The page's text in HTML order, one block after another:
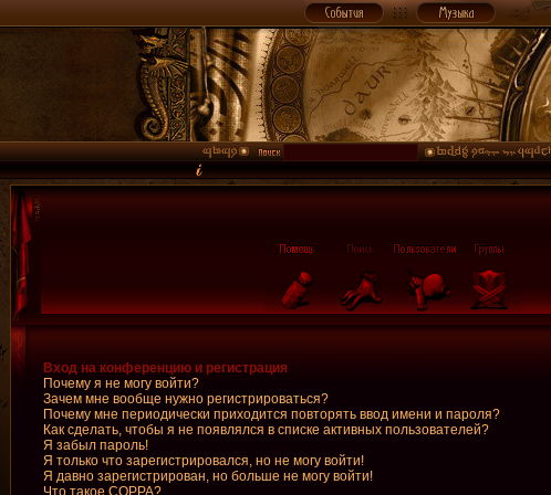
Вход на конференцию и регистрация
Почему я не могу войти?
Зачем мне вообще нужно регистрироваться?
Почему мне периодически приходится повторять ввод имени и пароля?
Как сделать, чтобы я не появлялся в списке активных пользователей?
Я забыл пароль!
Я только что зарегистрировался, но не могу войти!
Я давно зарегистрирован, но больше не могу войти!
Что такое COPPA?